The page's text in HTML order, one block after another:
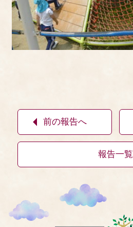
前の報告へ
報告一覧